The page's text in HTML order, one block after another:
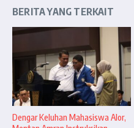
BERITA YANG TERKAIT
Dengar Keluhan Mahasiswa Alor,